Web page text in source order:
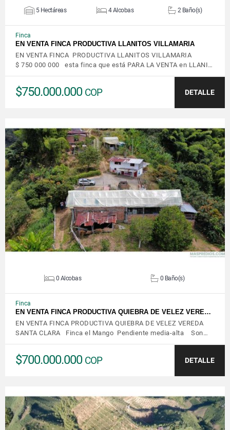
5 Hectáreas 4 Alcobas 2 Baño(s)
Finca
EN VENTA FINCA PRODUCTIVA LLANITOS VILLAMARIA
EN VENTA FINCA PRODUCTIVA LLANITOS VILLAMARIA
$ 750 000 000 esta finca que está PARA LA VENTA en LLANI…
$750.000.000 COP DETALLE
VER DETALLES
0 Alcobas 0 Baño(s)
Finca
EN VENTA FINCA PRODUCTIVA QUIEBRA DE VELEZ VERE…
EN VENTA FINCA PRODUCTIVA QUIEBRA DE VELEZ VEREDA
SANTA CLARA Finca el Mango Pendiente media-alta Son…
$700.000.000 COP DETALLE